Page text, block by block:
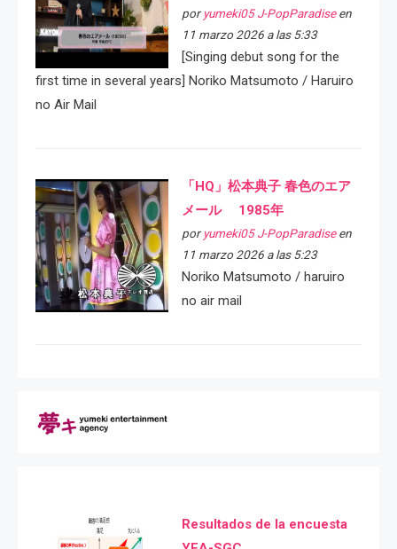
por yumeki05 J-PopParadiseen
11 marzo 2026 a las 5:33
[Singing debut song for the
first time in several years] Noriko Matsumoto / Haruiro
no Air Mail
「HQ」松本典子 春色のエア
メール 1985年
por yumeki05 J-PopParadiseen
11 marzo 2026 a las 5:23
Noriko Matsumoto / haruiro
no air mail
Resultados de la encuesta